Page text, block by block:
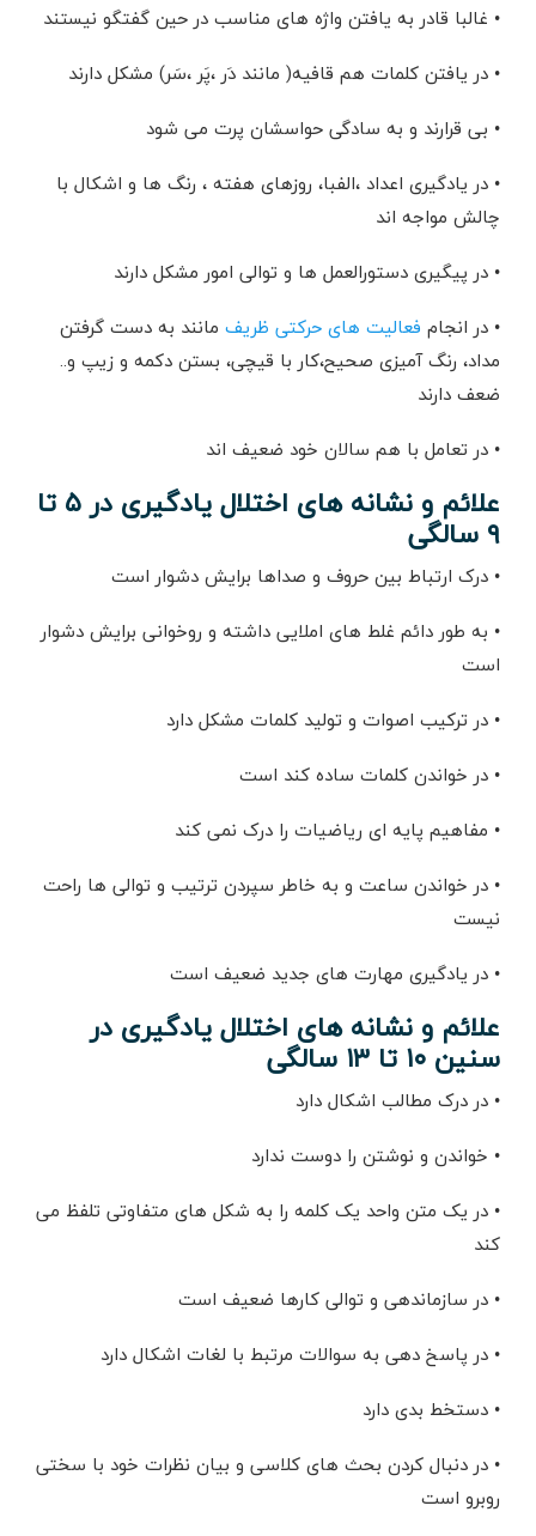
• غالبا قادر به یافتن واژه های مناسب در حین گفتگو نیستند
• در یافتن کلمات هم قافیه( مانند دَر ،پَر ،سَر) مشکل دارند
• بی قرارند و به سادگی حواسشان پرت می شود
• در یادگیری اعداد ،الفبا، روزهای هفته ، رنگ ها و اشکال با
چالش مواجه اند
• در پیگیری دستورالعمل ها و توالی امور مشکل دارند
• در انجام فعالیت های حرکتی ظریف مانند به دست گرفتن
مداد، رنگ آمیزی صحیح،کار با قیچی، بستن دکمه و زیپ و..
ضعف دارند
• در تعامل با هم سالان خود ضعیف اند
علائم و نشانه های اختلال یادگیری در ۵ تا
۹ سالگی
• درک ارتباط بین حروف و صداها برایش دشوار است
• به طور دائم غلط های املایی داشته و روخوانی برایش دشوار
است
• در ترکیب اصوات و تولید کلمات مشکل دارد
• در خواندن کلمات ساده کند است
• مفاهیم پایه ای ریاضیات را درک نمی کند
• در خواندن ساعت و به خاطر سپردن ترتیب و توالی ها راحت
نیست
• در یادگیری مهارت های جدید ضعیف است
علائم و نشانه های اختلال یادگیری در
سنین ۱۰ تا ۱۳ سالگی
• در درک مطالب اشکال دارد
• خواندن و نوشتن را دوست ندارد
• در یک متن واحد یک کلمه را به شکل های متفاوتی تلفظ می
کند
• در سازماندهی و توالی کارها ضعیف است
• در پاسخ دهی به سوالات مرتبط با لغات اشکال دارد
• دستخط بدی دارد
• در دنبال کردن بحث های کلاسی و بیان نظرات خود با سختی
روبرو است